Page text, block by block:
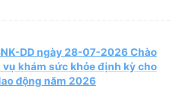
DD ngày 28-07-2026 Chào
khám sức khỏe định kỳ cho
động năm 2026